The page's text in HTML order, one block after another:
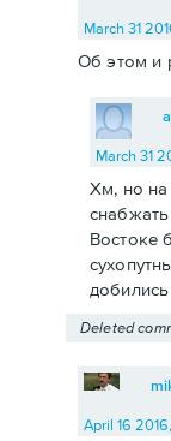
March 31
Об этом и
March 31
Хм, но на
Востоке
Deleted
April 16